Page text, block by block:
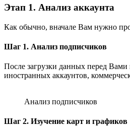
Этап 1. Анализ аккаунта
Как обычно, вначале Вам нужно
Шаг 1. Анализ подписчиков
После загрузки данных перед
иностранных аккаунтов,
Анализ подписчиков
Шаг 2. Изучение карт и графиков